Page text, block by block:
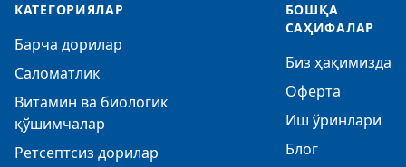
КАТЕГОРИЯЛАР
Барча дорилар
Саломатлик
Витамин ва биологик
қўшимчалар
Ретсептсиз дорилар
БОШҚА
САҲИФАЛАР
Биз ҳақимизда
Оферта
Иш ўринлари
Блог